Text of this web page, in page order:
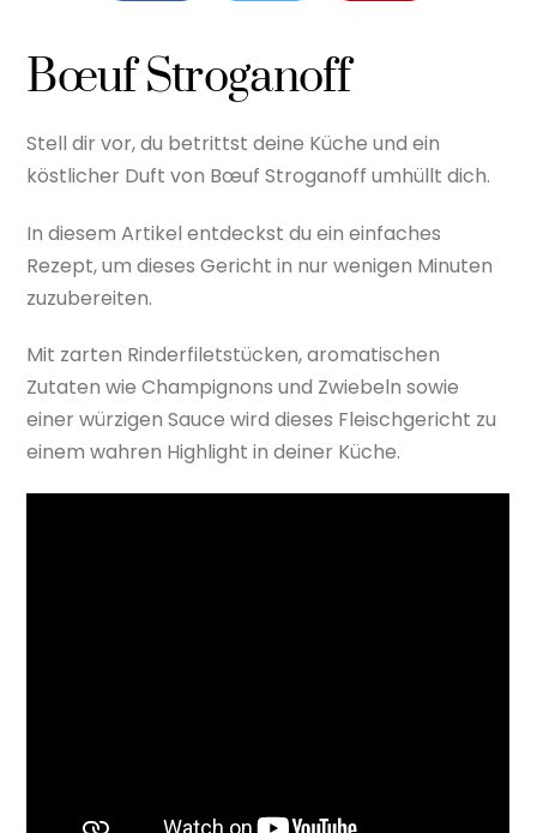
Bœuf Stroganoff
Stell dir vor, du betrittst deine Küche und ein
köstlicher Duft von Bœuf Stroganoff umhüllt dich.
In diesem Artikel entdeckst du ein einfaches
Rezept, um dieses Gericht in nur wenigen Minuten
zuzubereiten.
Mit zarten Rinderfiletstücken, aromatischen
Zutaten wie Champignons und Zwiebeln sowie
einer würzigen Sauce wird dieses Fleischgericht zu
einem wahren Highlight in deiner Küche.